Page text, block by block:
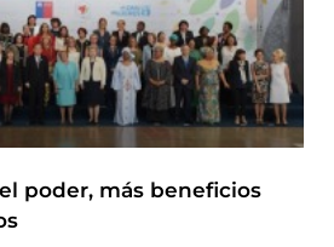
poder, más beneficios